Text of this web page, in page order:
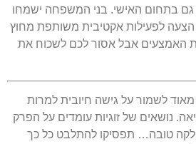
גם בתחום האישי. בני המשפחה ישמחו
לפעילות אקטיבית משותפת מחוץ
האמצעים אבל אסור לכם לשכוח את
לשמור על גישה חיובית למרות
נושאים של זוגיות עומדים על הפרק
טובה… תפסיקו להתלבט כל כך